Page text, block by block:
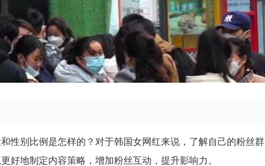
性别比例是怎样的？对于韩国女网红来说，了解自己的粉丝群
好地制定内容策略，增加粉丝互动，提升影响力。